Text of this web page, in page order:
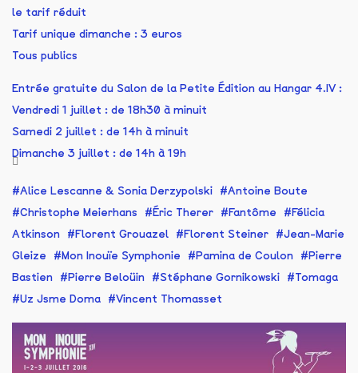
le tarif réduit
Tarif unique dimanche : 3 euros
Tous publics
Entrée gratuite du Salon de la Petite Édition au Hangar 4.IV :
Vendredi 1 juillet : de 18h30 à minuit
Samedi 2 juillet : de 14h à minuit
Dimanche 3 juillet : de 14h à 19h
Alice Lescanne & Sonia Derzypolski
Antoine Boute
Christophe Meierhans
Éric Therer Fantôme
Félicia
Atkinson
Florent Grouazel Florent Steiner
Jean-Marie
Gleize
Mon Inouïe Symphonie Pamina de Coulon
Pierre
Bastien
Pierre Beloüin Stéphane Gornikowski
Tomaga
Uz Jsme Doma
Vincent Thomasset